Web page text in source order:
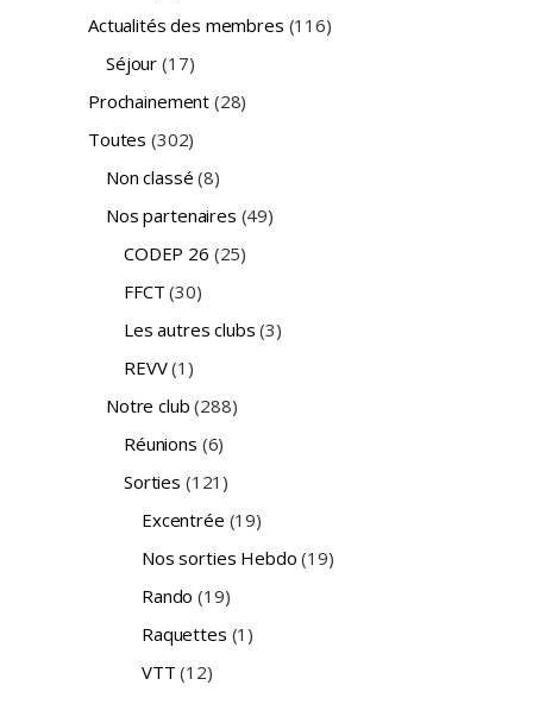
Actualités des membres (116)
Séjour (17)
Prochainement (28)
Toutes (302)
Non classé (8)
Nos partenaires (49)
CODEP 26 (25)
FFCT (30)
Les autres clubs (3)
REVV(1)
Notre club (288)
Réunions (6)
Sorties (121)
Excentrée (19)
Nos sorties Hebdo (19)
Rando (19)
Raquettes (1)
VTT (12)